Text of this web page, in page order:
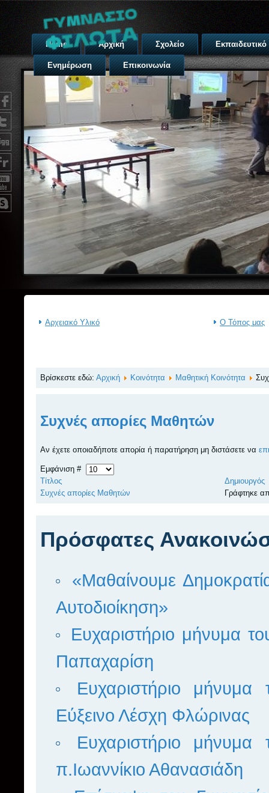
Home Αρχική Σχολείο Εκπαιδευτικό
Ενημέρωση Επικοινωνία
Αρχειακό Υλικό Ο Τόπος μας
Βρίσκεστε εδώ: Αρχική Κοινότητα Μαθητική Κοινότητα
Συχνές απορίες Μαθητών
Αν έχετε οποιαδήποτε απορία ή παρατήρηση μη διστάσετε να
Εμφάνιση #
Τίτλος
Δημιουργός
Συχνές απορίες Μαθητών
Γράφτηκε
Πρόσφατες
«Μαθαίνουμε
Αυτοδιοίκηση»
Ευχαριστήριο μήνυμα
Παπαχαρίση
Ευχαριστήριο
Εύξεινο Λέσχη Φλώρινας
Ευχαριστήριο
π.Ιωαννίκιο Αθανασιάδη